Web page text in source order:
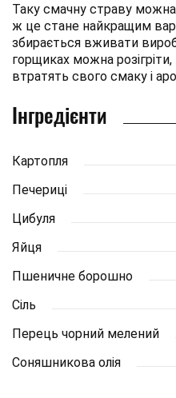
Таку смачну страву можна
ж це стане найкращим
збирається вживати
горщиках можна
втратять свого смаку і
Інгредієнти
Картопля
Печериці
Цибуля
Яйця
Пшеничне борошно
Сіль
Перець чорний мелений
Соняшникова олія